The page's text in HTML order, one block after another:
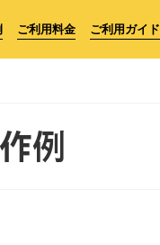
ご利用料金 ご利用ガイド
例